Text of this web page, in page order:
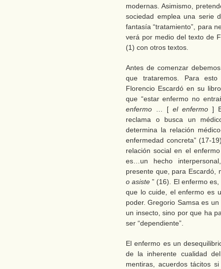
modernas. Asimismo,
sociedad emplea una serie
fantasía “tratamiento”, para
verá por medio del texto de
(1) con otros textos.
Antes de comenzar
que trataremos. Para
Florencio Escardó en su
que “estar enfermo no
enfermo
… [el enfermo]
reclama o busca un
determina la relación
enfermedad concreta” (17-
relación social en el
es…un hecho
presente que, para Escardó,
o asiste” (16). El enfermo
que lo cuide, el enfermo es
poder. Gregorio Samsa es
un insecto, sino por que ha
ser “dependiente”.
El enfermo es un
de la inherente cualidad
mentiras, acuerdos tácitos